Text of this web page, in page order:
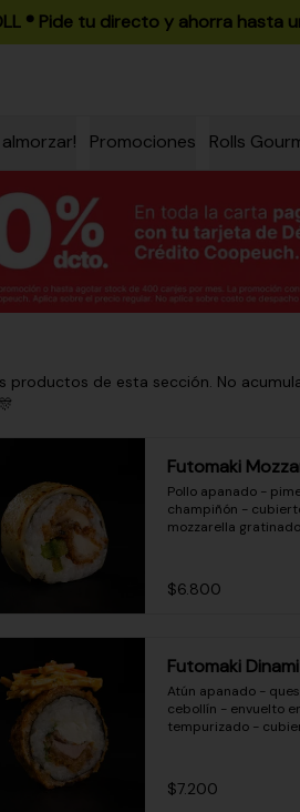
®️ Pide tu directo y ahorra
Promociones Rolls
productos de esta sección. No
Futomaki
Pollo apanado -
champiñón -
mozzarella gratinado
$6.800
Futomaki
Atún apanado -
cebollín - envuelto
tempurizado -
$7.200